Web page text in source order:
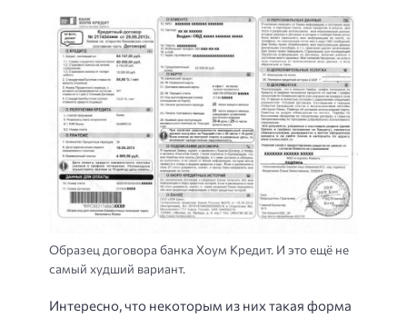
Образец договора банка Хоум Кредит. И это ещё не
самый худший вариант.
Интересно, что некоторым из них такая форма